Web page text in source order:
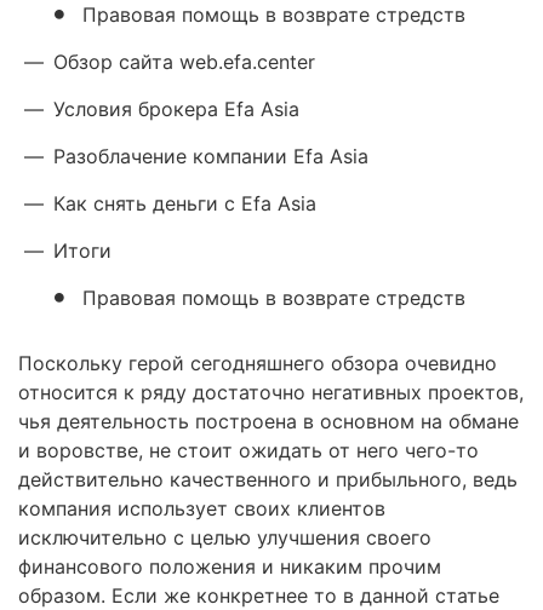
Правовая помощь в возврате стредств
— Обзор сайта web.efa.center
— Условия брокера Efa Asia
— Разоблачение компании Efa Asia
— Как снять деньги с Efa Asia
— Итоги
Правовая помощь в возврате стредств
Поскольку герой сегодняшнего обзора очевидно
относится к ряду достаточно негативных проектов,
чья деятельность построена в основном на обмане
и воровстве, не стоит ожидать от него чего-то
действительно качественного и прибыльного, ведь
компания использует своих клиентов
исключительно с целью улучшения своего
финансового положения и никаким прочим
образом. Если же конкретнее то в данной статье